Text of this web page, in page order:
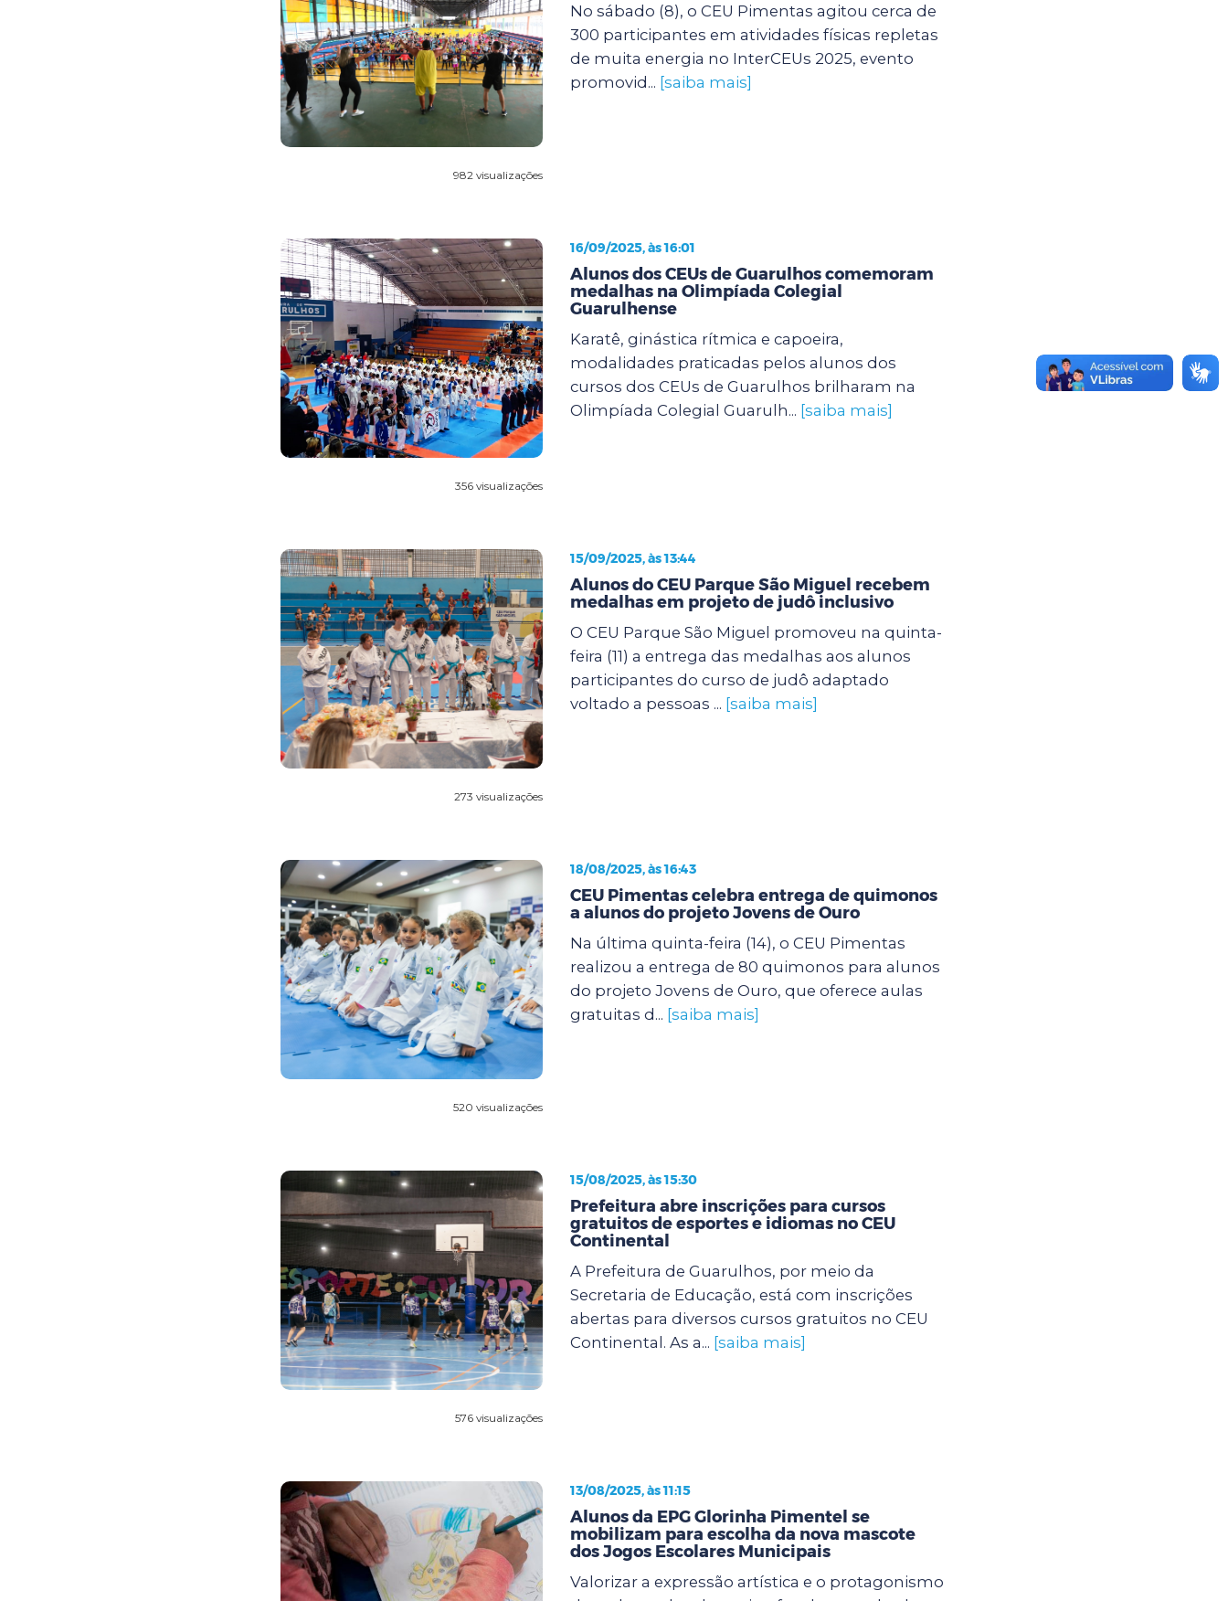
982 visualizações
No sábado (8), o CEU Pimentas agitou cerca de
300 participantes em atividades físicas repletas
de muita energia no InterCEUs 2025, evento
promovid... [saiba mais]
356 visualizações
16/09/2025, às 16:01
Alunos dos CEUs de Guarulhos comemoram
medalhas na Olimpíada Colegial
Guarulhense
Karatê, ginástica rítmica e capoeira,
modalidades praticadas pelos alunos dos
cursos dos CEUs de Guarulhos brilharam na
Olimpíada Colegial Guarulh... [saiba mais]
273 visualizações
15/09/2025, às 13:44
Alunos do CEU Parque São Miguel recebem
medalhas em projeto de judô inclusivo
O CEU Parque São Miguel promoveu na quinta-
feira (11) a entrega das medalhas aos alunos
participantes do curso de judô adaptado
voltado a pessoas ... [saiba mais]
520 visualizações
18/08/2025, às 16:43
CEU Pimentas celebra entrega de quimonos
a alunos do projeto Jovens de Ouro
Na última quinta-feira (14), o CEU Pimentas
realizou a entrega de 80 quimonos para alunos
do projeto Jovens de Ouro, que oferece aulas
gratuitas d... [saiba mais]
576 visualizações
15/08/2025, às 15:30
Prefeitura abre inscrições para cursos
gratuitos de esportes e idiomas no CEU
Continental
A Prefeitura de Guarulhos, por meio da
Secretaria de Educação, está com inscrições
abertas para diversos cursos gratuitos no CEU
Continental. As a... [saiba mais]
13/08/2025, às 11:15
Alunos da EPG Glorinha Pimentel se
mobilizam para escolha da nova mascote
dos Jogos Escolares Municipais
Valorizar a expressão artística e o protagonismo